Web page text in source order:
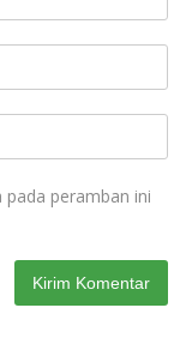
peramban ini